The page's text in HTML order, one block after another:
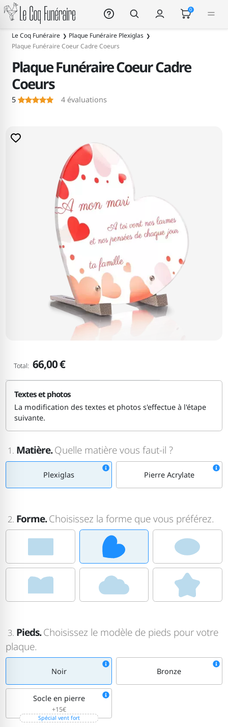
Le Coq Funéraire 0
Le Coq Funéraire
Plaque Funéraire Plexiglas
Plaque Funéraire Coeur Cadre Coeurs
Plaque Funéraire Coeur Cadre
Coeurs
5 4 évaluations
Total: 66,00 €
Textes et photos
La modification des textes et photos s'effectue à l'étape
suivante.
1. Matière.Quelle matière vous faut-il ?
Plexiglas Pierre Acrylate
2. Forme.Choisissez la forme que vous préférez.
3. Pieds.Choisissez le modèle de pieds pour votre
plaque.
Noir Bronze
Socle en pierre
+15€
Spécial vent fort